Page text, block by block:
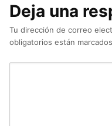
Deja una
Tu dirección de correo
obligatorios están